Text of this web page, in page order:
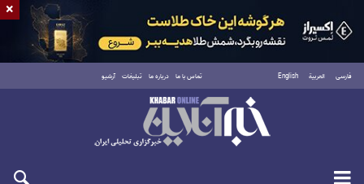
فارسی العربية English تماس با ما درباره ما تبلیغات آرشیو
پنجشنبه ۱۵ مرداد ۱۴۰۵
×